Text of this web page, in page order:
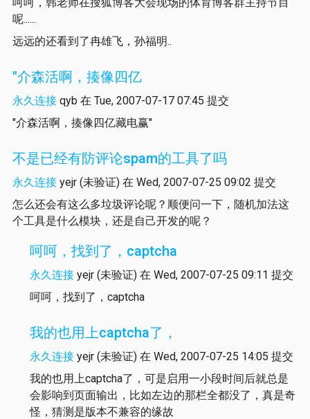
呢......
远远的还看到了冉雄飞，孙福明..
"介森活啊，揍像四亿
永久连接 qyb 在 Tue, 2007-07-17 07:45 提交
"介森活啊，揍像四亿藏电赢"
不是已经有防评论spam的工具了吗
永久连接 yejr (未验证) 在 Wed, 2007-07-25 09:02 提交
怎么还会有这么多垃圾评论呢？顺便问一下，随机加法这
个工具是什么模块，还是自己开发的呢？
呵呵，找到了，captcha
永久连接 yejr (未验证) 在 Wed, 2007-07-25 09:11 提交
呵呵，找到了，captcha
我的也用上captcha了，
永久连接 yejr (未验证) 在 Wed, 2007-07-25 14:05 提交
我的也用上captcha了，可是启用一小段时间后就总是
会影响到页面输出，比如左边的那栏全都没了，真是奇
怪，猜测是版本不兼容的缘故